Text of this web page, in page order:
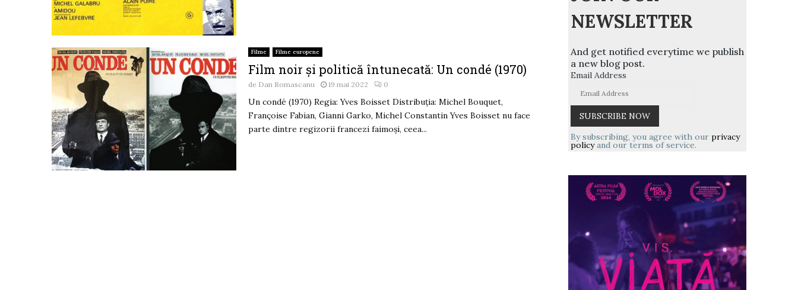
Filme Filme europene
Film noir și politică întunecată: Un condé (1970)
de Dan Romascanu 19 mai 2022 0
Un condé (1970) Regia: Yves Boisset Distribuția: Michel Bouquet,
Françoise Fabian, Gianni Garko, Michel Constantin Yves Boisset nu face
parte dintre regizorii francezi faimoși, ceea...
NEWSLETTER
And get notified everytime we publish
a new blog post.
Email Address
By subscribing, you agree with our privacy
policyand our terms of service.